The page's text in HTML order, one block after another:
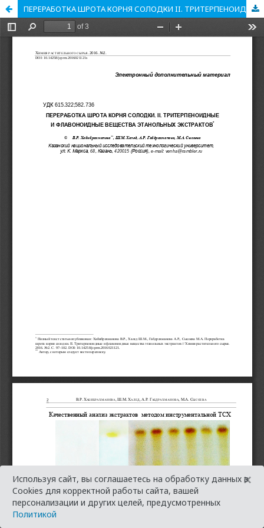
ПЕРЕРАБОТКА ШРОТА КОРНЯ СОЛОДКИ II. ТРИТЕРПЕНОИДНЫЕ И ФЛАВОНОИДНЫЕ ВЕЩЕСТВА ЭТАНОЛЬНЫХ ЭКСТРАКТОВ
Используя сайт, вы соглашаетесь на обработку данных в
Cookies для корректной работы сайта, вашей
персонализации и других целей, предусмотренных
Политикой
×